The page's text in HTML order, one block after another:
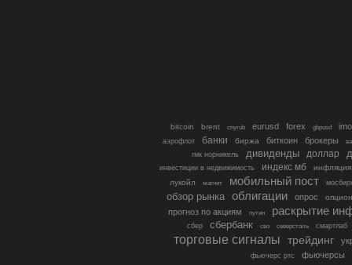
bitcoin brent cnyrub eurusd forex gbpusd
аэрофлот банки биржа биткоин брокеры
гмк норникель
дивиденды доллар
инвестиции в недвижимость индекс мб
инфляция
лукойл
магнит мобильный пост
обзор рынка облигации опрос
прогноз по акциям путин раскрытие
сбер сбербанк сво северсталь смартлаб
торговые сигналы трейдинг
фьючерс ртс фьючерсы